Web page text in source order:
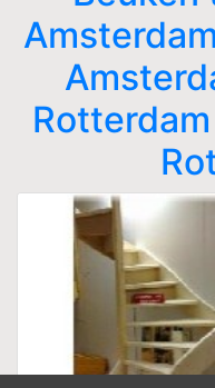
Amsterdam
Rotterdam